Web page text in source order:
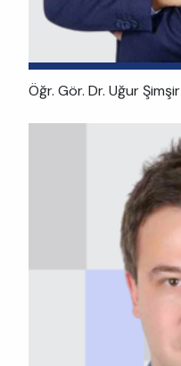
Öğr. Gör. Dr. Uğur Şimşir